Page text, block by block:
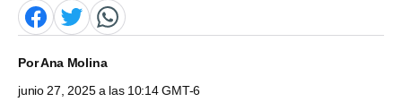
PorAna Molina
junio 27, 2025 a las 10:14 GMT-6